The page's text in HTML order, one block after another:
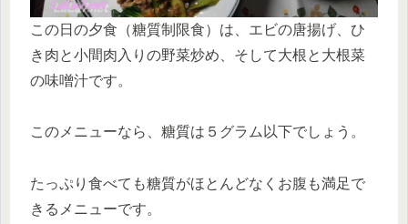
この日の夕食（糖質制限食）は、エビの唐揚げ、ひ
き肉と小間肉入りの野菜炒め、そして大根と大根菜
の味噌汁です。
このメニューなら、糖質は５グラム以下でしょう。
たっぷり食べても糖質がほとんどなくお腹も満足で
きるメニューです。